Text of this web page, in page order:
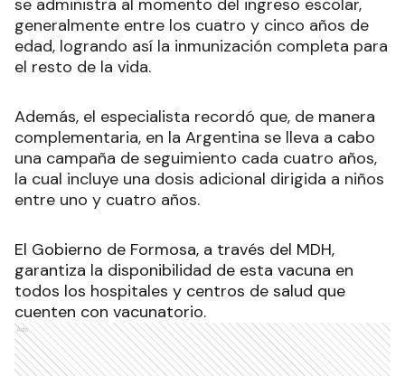
generalmente entre los cuatro y cinco años de
edad, logrando así la inmunización completa para
el resto de la vida.
Además, el especialista recordó que, de manera
complementaria, en la Argentina se lleva a cabo
una campaña de seguimiento cada cuatro años,
la cual incluye una dosis adicional dirigida a niños
entre uno y cuatro años.
El Gobierno de Formosa, a través del MDH,
garantiza la disponibilidad de esta vacuna en
todos los hospitales y centros de salud que
cuenten con vacunatorio.
Ads